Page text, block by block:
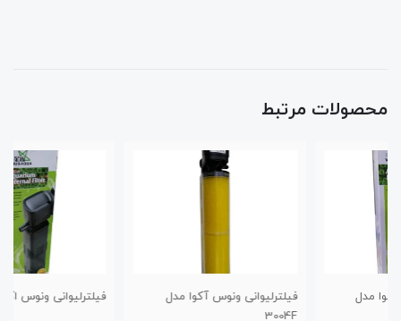
محصولات مرتبط
فیلترلیوانی ونوس آکوا مدل
فیلترلیوانی ونوس اکوا مدل 6007F